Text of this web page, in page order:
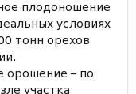
плодоношение
условиях
тонн орехов
орошение – по
участка